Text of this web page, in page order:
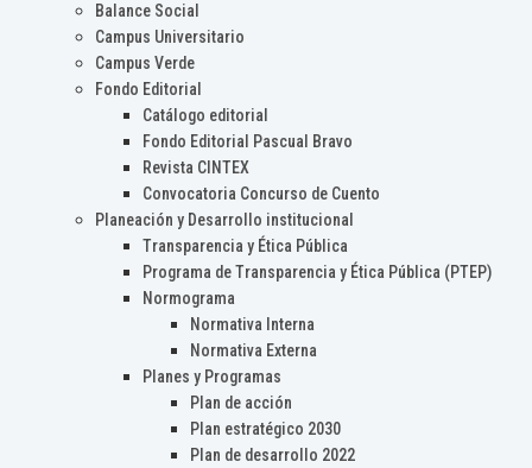
Balance Social
Campus Universitario
Campus Verde
Fondo Editorial
Catálogo editorial
Fondo Editorial Pascual Bravo
Revista CINTEX
Convocatoria Concurso de Cuento
Planeación y Desarrollo institucional
Transparencia y Ética Pública
Programa de Transparencia y Ética Pública (PTEP)
Normograma
Normativa Interna
Normativa Externa
Planes y Programas
Plan de acción
Plan estratégico 2030
Plan de desarrollo 2022